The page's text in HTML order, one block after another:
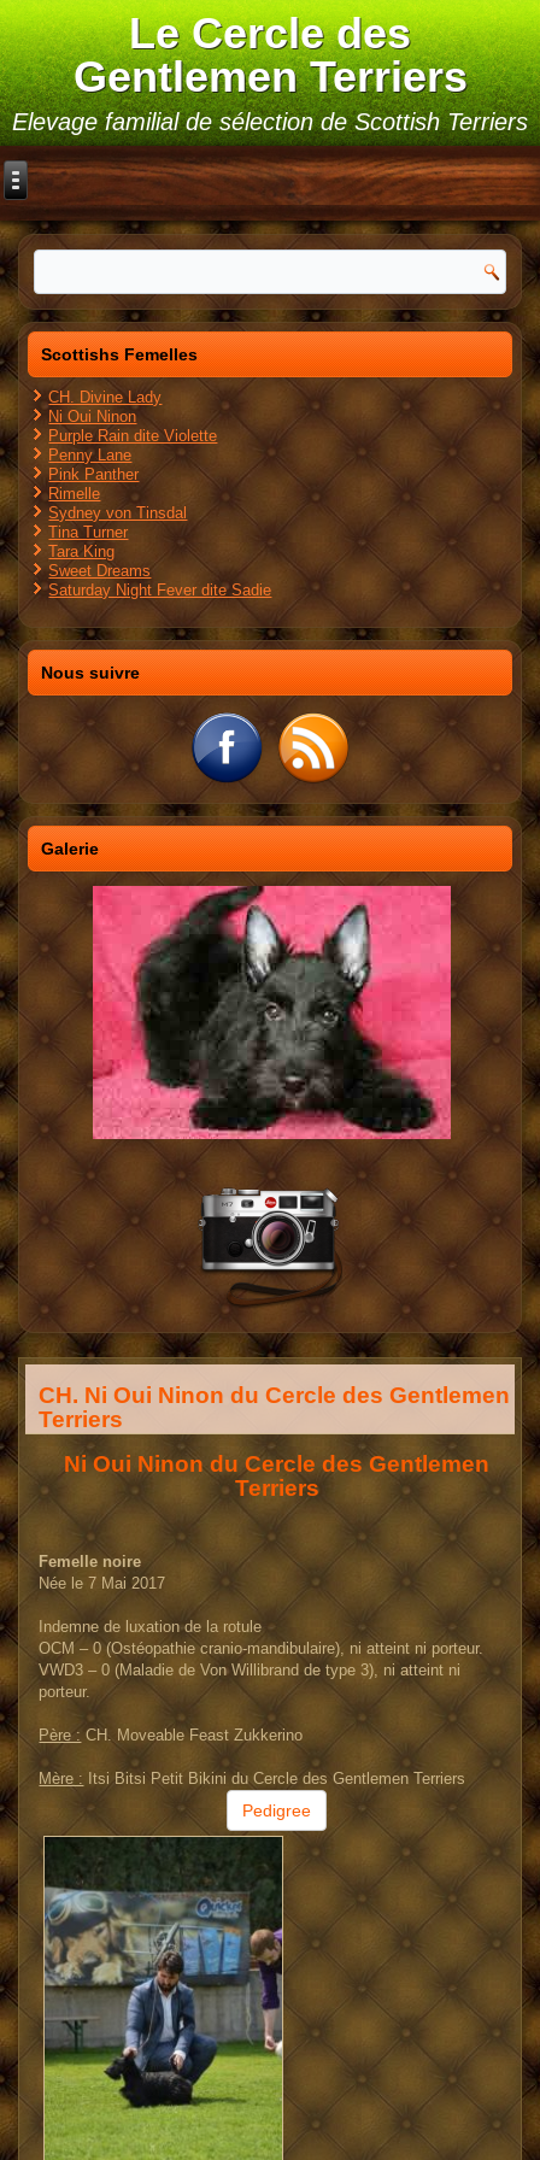
Le Cercle des
Gentlemen Terriers
Elevage familial de sélection de Scottish Terriers
Scottishs Femelles
CH. Divine Lady
Ni Oui Ninon
Purple Rain dite Violette
Penny Lane
Pink Panther
Rimelle
Sydney von Tinsdal
Tina Turner
Tara King
Sweet Dreams
Saturday Night Fever dite Sadie
Nous suivre
Galerie
CH. Ni Oui Ninon du Cercle des Gentlemen
Terriers
Ni Oui Ninon du Cercle des Gentlemen
Terriers
Femelle noire
Née le 7 Mai 2017
Indemne de luxation de la rotule
OCM – 0 (Ostéopathie cranio-mandibulaire), ni atteint ni porteur.
VWD3 – 0 (Maladie de Von Willibrand de type 3), ni atteint ni
porteur.
Père : CH. Moveable Feast Zukkerino
Mère : Itsi Bitsi Petit Bikini du Cercle des Gentlemen Terriers
Pedigree